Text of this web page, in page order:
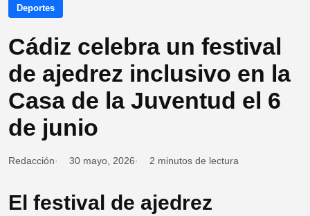
Deportes
Cádiz celebra un festival
de ajedrez inclusivo en la
Casa de la Juventud el 6
de junio
Redacción 30 mayo, 2026 2 minutos de lectura
El festival de ajedrez